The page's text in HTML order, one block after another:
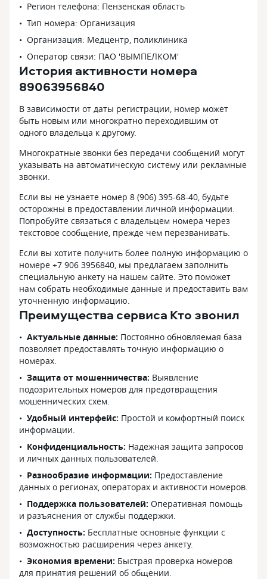
Регион телефона: Пензенская область
Тип номера: Организация
Организация: Медцентр, поликлиника
Оператор связи: ПАО 'ВЫМПЕЛКОМ'
История активности номера
89063956840
В зависимости от даты регистрации, номер может
быть новым или многократно переходившим от
одного владельца к другому.
Многократные звонки без передачи сообщений могут
указывать на автоматическую систему или рекламные
звонки.
Если вы не узнаете номер 8 (906) 395-68-40, будьте
осторожны в предоставлении личной информации.
Попробуйте связаться с владельцем номера через
текстовое сообщение, прежде чем перезванивать.
Если вы хотите получить более полную информацию о
номере +7 906 3956840, мы предлагаем заполнить
специальную анкету на нашем сайте. Это поможет
нам собрать необходимые данные и предоставить вам
уточненную информацию.
Преимущества сервиса Кто звонил
Актуальные данные: Постоянно обновляемая база
позволяет предоставлять точную информацию о
номерах.
Защита от мошенничества: Выявление
подозрительных номеров для предотвращения
мошеннических схем.
Удобный интерфейс: Простой и комфортный поиск
информации.
Конфиденциальность: Надежная защита запросов
и личных данных пользователей.
Разнообразие информации: Предоставление
данных о регионах, операторах и активности номеров.
Поддержка пользователей: Оперативная помощь
и разъяснения от службы поддержки.
Доступность: Бесплатные основные функции с
возможностью расширения через анкету.
Экономия времени: Быстрая проверка номеров
для принятия решений об общении.